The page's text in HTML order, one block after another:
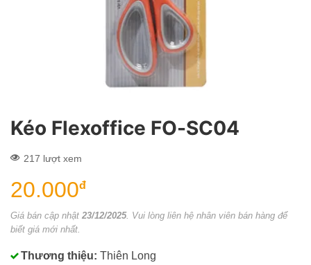
Kéo Flexoffice FO-SC04
217 lượt xem
20.000đ
Giá bán cập nhật 23/12/2025. Vui lòng liên hệ nhân viên bán hàng để
biết giá mới nhất.
Thương thiệu: Thiên Long